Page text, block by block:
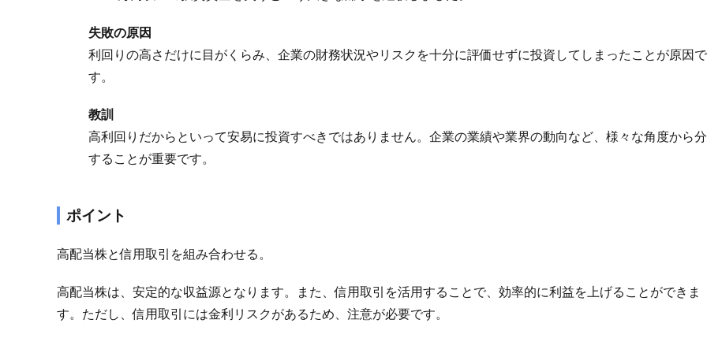
失敗の原因
利回りの高さだけに目がくらみ、企業の財務状況やリスクを十分に評価せずに投資してしまったことが原因で
す。
教訓
高利回りだからといって安易に投資すべきではありません。企業の業績や業界の動向など、様々な角度から
することが重要です。
ポイント
高配当株と信用取引を組み合わせる。
高配当株は、安定的な収益源となります。また、信用取引を活用することで、効率的に利益を上げることができま
す。ただし、信用取引には金利リスクがあるため、注意が必要です。